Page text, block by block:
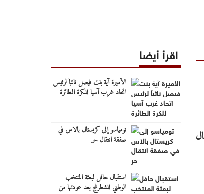
اقرأ أيضا
الأميرة آية بنت فيصل نائباً لرئيس
اتحاد غرب آسيا للكرة الطائرة
تومياسو إلى كريستال بالاس في
صفقة انتقال حر
استقبال حافل لبعثة المنتخب
الوطني للشطرنج بعد عودتها من